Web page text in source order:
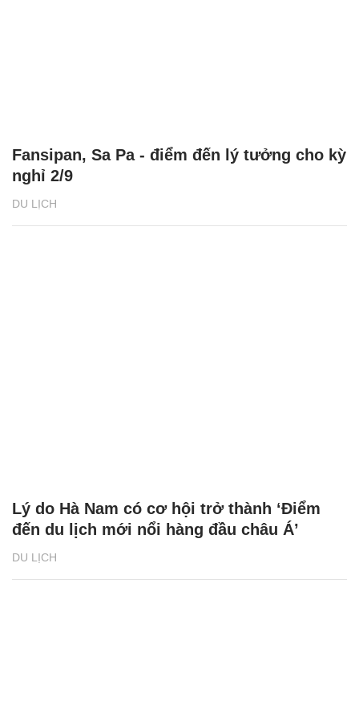
DU LỊCH
Fansipan, Sa Pa - điểm đến lý tưởng cho kỳ
nghỉ 2/9
DU LỊCH
Lý do Hà Nam có cơ hội trở thành ‘Điểm
đến du lịch mới nổi hàng đầu châu Á’